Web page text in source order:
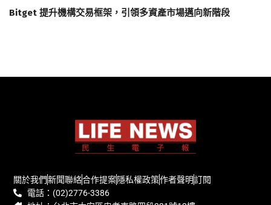
Bitget 提升機構交易框架，引領多資產市場邁向新階段
關於我們新聞聯絡合作提案隱私權政策作者聲明訂閱
電話：(02)2776-3386